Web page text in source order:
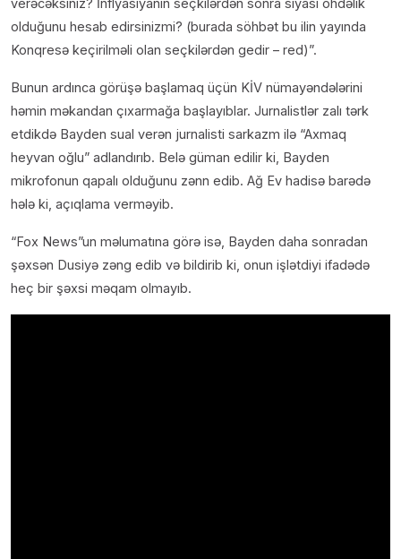
verəcəksiniz? İnflyasiyanın seçkilərdən sonra siyasi öhdəlik
olduğunu hesab edirsinizmi? (burada söhbət bu ilin yayında
Konqresə keçirilməli olan seçkilərdən gedir – red)”.
Bunun ardınca görüşə başlamaq üçün KİV nümayəndələrini
həmin məkandan çıxarmağa başlayıblar. Jurnalistlər zalı tərk
etdikdə Bayden sual verən jurnalisti sarkazm ilə “Axmaq
heyvan oğlu” adlandırıb. Belə güman edilir ki, Bayden
mikrofonun qapalı olduğunu zənn edib. Ağ Ev hadisə barədə
hələ ki, açıqlama verməyib.
“Fox News”un məlumatına görə isə, Bayden daha sonradan
şəxsən Dusiyə zəng edib və bildirib ki, onun işlətdiyi ifadədə
heç bir şəxsi məqam olmayıb.